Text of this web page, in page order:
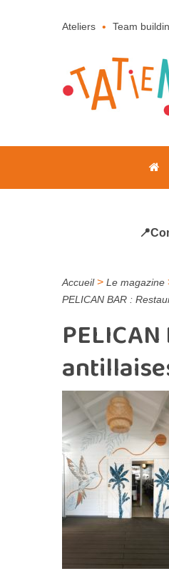
Ateliers Team
Accueil> Le magazine
PELICAN BAR :